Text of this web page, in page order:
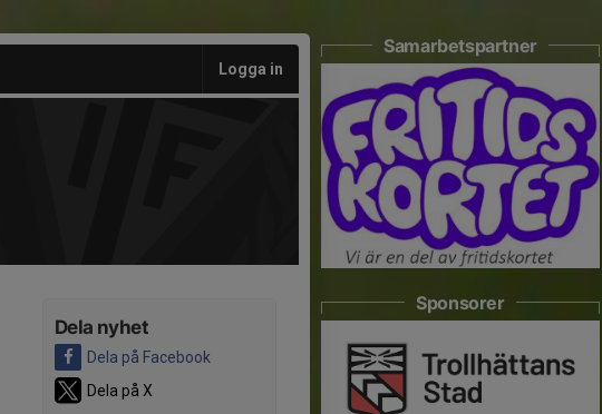
Logga in
Dela nyhet
Dela på Facebook
Dela på X
Samarbetspartner
Sponsorer